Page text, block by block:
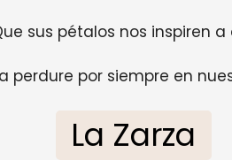
sus pétalos nos inspiren a
perdure por siempre en
La Zarza